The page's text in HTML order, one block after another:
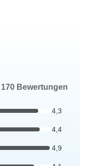
170 Bewertungen
4,3
4,4
4,9